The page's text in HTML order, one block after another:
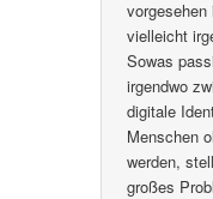
vielleicht
Sowas
irgendwo
digitale
Menschen
werden,
großes